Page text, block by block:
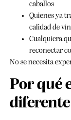
caballos
Quienes ya
calidad de
Cualquiera
reconectar
No se necesita
Por qué
diferente